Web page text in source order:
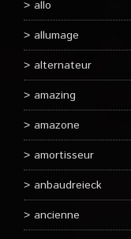
allo
allumage
alternateur
amazing
amazone
amortisseur
anbaudreieck
ancienne